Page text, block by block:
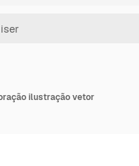
ilustração vetor